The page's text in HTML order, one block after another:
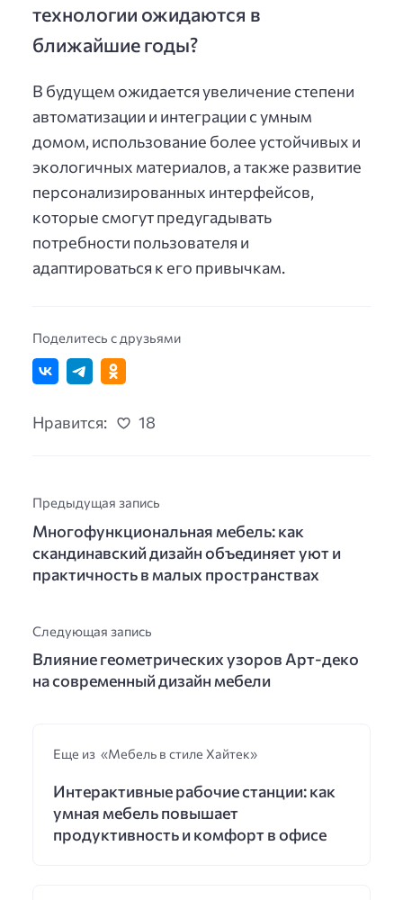
технологии ожидаются в
ближайшие годы?
В будущем ожидается увеличение степени
автоматизации и интеграции с умным
домом, использование более устойчивых и
экологичных материалов, а также развитие
персонализированных интерфейсов,
которые смогут предугадывать
потребности пользователя и
адаптироваться к его привычкам.
Поделитесь с друзьями
Нравится: 18
Предыдущая запись
Многофункциональная мебель: как
скандинавский дизайн объединяет уют и
практичность в малых пространствах
Следующая запись
Влияние геометрических узоров Арт-деко
на современный дизайн мебели
Еще из «Мебель в стиле Хайтек»
Интерактивные рабочие станции: как
умная мебель повышает
продуктивность и комфорт в офисе